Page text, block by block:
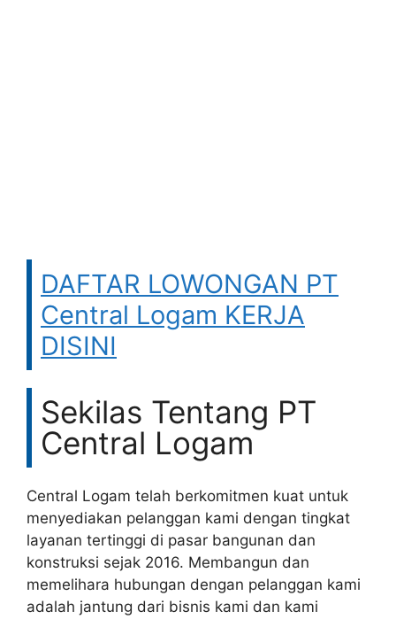
DAFTAR LOWONGAN PT
Central Logam KERJA
DISINI
Sekilas Tentang PT
Central Logam
Central Logam telah berkomitmen kuat untuk
menyediakan pelanggan kami dengan tingkat
layanan tertinggi di pasar bangunan dan
konstruksi sejak 2016. Membangun dan
memelihara hubungan dengan pelanggan kami
adalah jantung dari bisnis kami dan kami